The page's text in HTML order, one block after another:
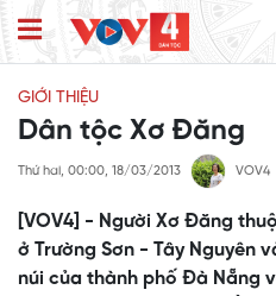
GIỚI THIỆU
Dân tộc Xơ Đăng
Thứ hai, 00:00, 18/03/2013 VOV4
[VOV4] - Người Xơ Ðăng
ở Trường Sơn - Tây Nguyên
núi của thành phố Đà Nẵng